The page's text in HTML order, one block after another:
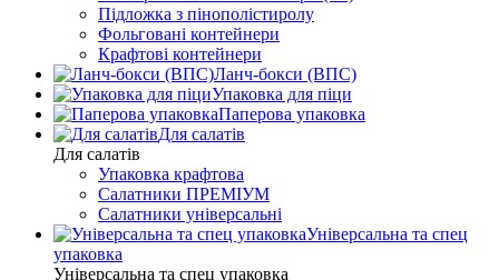
Підложка з пінополістиролу
Фольговані контейнери
Крафтові контейнери
Ланч-бокси (ВПС)
Упаковка для піци
Паперова упаковка
Для салатів
Для салатів
Упаковка крафтова
Салатники ПРЕМІУМ
Салатники універсальні
Універсальна та спец
упаковка
Універсальна та спец упаковка